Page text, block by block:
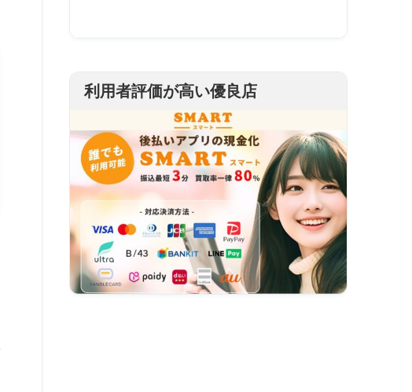
利用者評価が高い優良店